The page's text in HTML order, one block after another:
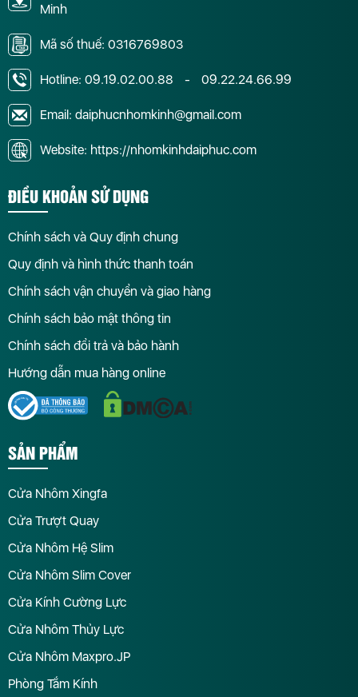
Minh
Mã số thuế: 0316769803
Hotline: 09.19.02.00.88 - 09.22.24.66.99
Email: daiphucnhomkinh@gmail.com
Website: https://nhomkinhdaiphuc.com
ĐIỀU KHOẢN SỬ DỤNG
Chính sách và Quy định chung
Quy định và hình thức thanh toán
Chính sách vận chuyển và giao hàng
Chính sách bảo mật thông tin
Chính sách đổi trả và bảo hành
Hướng dẫn mua hàng online
SẢN PHẨM
Cửa Nhôm Xingfa
Cửa Trượt Quay
Cửa Nhôm Hệ Slim
Cửa Nhôm Slim Cover
Cửa Kính Cường Lực
Cửa Nhôm Thủy Lực
Cửa Nhôm Maxpro.JP
Phòng Tắm Kính